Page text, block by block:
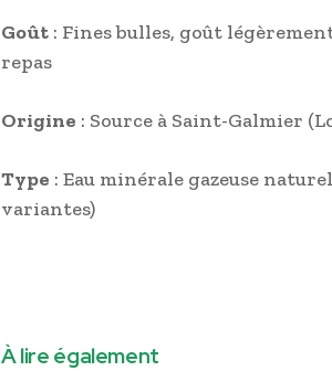
Goût : Fines bulles, goût
repas
Origine : Source à Saint-Galmier
Type : Eau minérale gazeuse
variantes)
À lire également